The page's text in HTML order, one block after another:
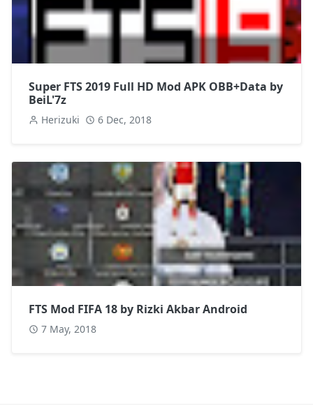
Super FTS 2019 Full HD Mod APK OBB+Data by
BeiL'7z
Herizuki 6 Dec, 2018
FTS Mod FIFA 18 by Rizki Akbar Android
7 May, 2018